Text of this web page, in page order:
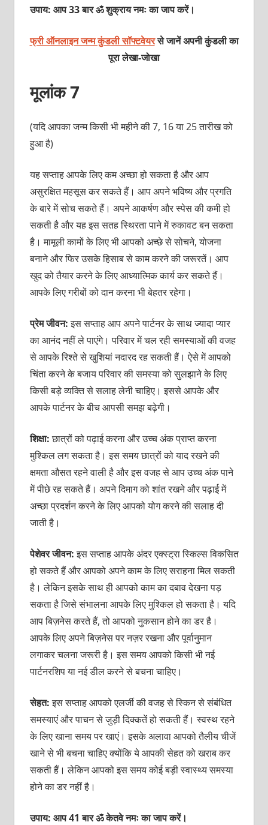
उपाय: आप 33 बार ॐ शुक्राय नमः का जाप करें।
फ्री ऑनलाइन जन्म कुंडली सॉफ्टवेयरसे जानें अपनी कुंडली का
पूरा लेखा-जोखा
मूलांक 7
(यदि आपका जन्‍म किसी भी महीने की 7, 16 या 25 तारीख को
हुआ है)
यह सप्ताह आपके लिए कम अच्छा हो सकता है और आप
असुरक्षित महसूस कर सकते हैं। आप अपने भविष्य और प्रगति
के बारे में सोच सकते हैं। अपने आकर्षण और स्पेस की कमी हो
सकती है और यह इस सतह स्थिरता पाने में रुकावट बन सकता
है। मामूली कामों के लिए भी आपको अच्छे से सोचने, योजना
बनाने और फिर उसके हिसाब से काम करने की जरूरतें। आप
खुद को तैयार करने के लिए आध्यात्मिक कार्य कर सकते हैं।
आपके लिए गरीबों को दान करना भी बेहतर रहेगा।
प्रेम जीवन:इस सप्ताह आप अपने पार्टनर के साथ ज्यादा प्यार
का आनंद नहीं ले पाएंगे। परिवार में चल रही समस्याओं की वजह
से आपके रिश्ते से खुशियां नदारद रह सकती हैं। ऐसे में आपको
चिंता करने के बजाय परिवार की समस्या को सुलझाने के लिए
किसी बड़े व्यक्ति से सलाह लेनी चाहिए। इससे आपके और
आपके पार्टनर के बीच आपसी समझ बढ़ेगी।
शिक्षा:छात्रों को पढ़ाई करना और उच्च अंक प्राप्त करना
मुश्किल लग सकता है। इस समय छात्रों को याद रखने की
क्षमता औसत रहने वाली है और इस वजह से आप उच्च अंक पाने
में पीछे रह सकते हैं। अपने दिमाग को शांत रखने और पढ़ाई में
अच्छा प्रदर्शन करने के लिए आपको योग करने की सलाह दी
जाती है।
पेशेवर जीवन:इस सप्ताह आपके अंदर एक्स्ट्रा स्किल्स विकसित
हो सकते हैं और आपको अपने काम के लिए सराहना मिल सकती
है। लेकिन इसके साथ ही आपको काम का दबाव देखना पड़
सकता है जिसे संभालना आपके लिए मुश्किल हो सकता है। यदि
आप बिज़नेस करते हैं, तो आपको नुकसान होने का डर है।
आपके लिए अपने बिज़नेस पर नज़र रखना और पूर्वानुमान
लगाकर चलना जरूरी है। इस समय आपको किसी भी नई
पार्टनरशिप या नई डील करने से बचना चाहिए।
सेहत:इस सप्ताह आपको एलर्जी की वजह से स्किन से संबंधित
समस्याएं और पाचन से जुड़ी दिक्कतें हो सकती हैं। स्वस्थ रहने
के लिए खाना समय पर खाएं। इसके अलावा आपको तैलीय चीजें
खाने से भी बचना चाहिए क्योंकि ये आपकी सेहत को खराब कर
सकती हैं। लेकिन आपको इस समय कोई बड़ी स्वास्थ्य समस्या
होने का डर नहीं है।
उपाय: आप 41 बार ॐ केतवे नमः का जाप करें।